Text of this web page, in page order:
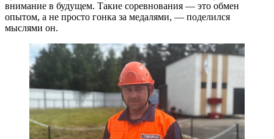
внимание в будущем. Такие соревнования — это обмен
опытом, а не просто гонка за медалями, — поделился
мыслями он.